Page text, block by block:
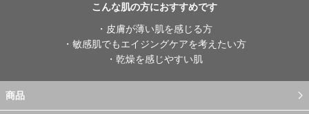
こんな肌の方におすすめです
・皮膚が薄い肌を感じる方
・敏感肌でもエイジングケアを考えたい方
・乾燥を感じやすい肌
商品